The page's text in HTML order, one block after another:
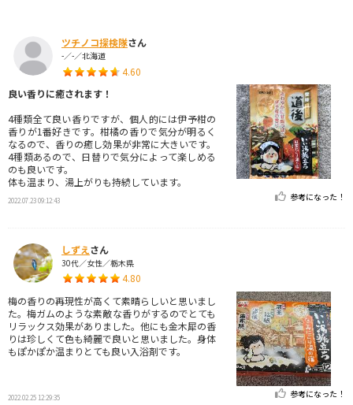
ツチノコ探検隊さん
-／-／北海道
4.60
良い香りに癒されます！
4種類全て良い香りですが、個人的には伊予柑の
香りが1番好きです。柑橘の香りで気分が明るく
なるので、香りの癒し効果が非常に大きいです。
4種類あるので、日替りで気分によって楽しめる
のも良いです。
体も温まり、湯上がりも持続しています。
2022.07.23 09:12:43 参考になった！
しずえ さん
30代／女性／栃木県
4.80
梅の香りの再現性が高くて素晴らしいと思いまし
た。梅ガムのような素敵な香りがするのでとても
リラックス効果がありました。他にも金木犀の香
りは珍しくて色も綺麗で良いと思いました。身体
もぽかぽか温まりとても良い入浴剤です。
2022.02.25 12:29:35 参考になった！